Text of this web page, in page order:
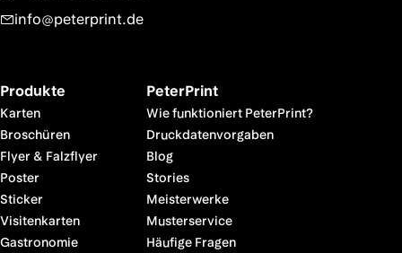
info@peterprint.de
Produkte
Karten
Broschüren
Flyer & Falzflyer
Poster
Sticker
Visitenkarten
Gastronomie
PeterPrint
Wie funktioniert PeterPrint?
Druckdatenvorgaben
Blog
Stories
Meisterwerke
Musterservice
Häufige Fragen